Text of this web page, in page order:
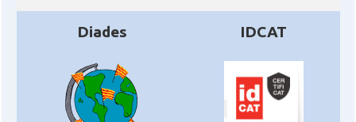
Diades IDCAT